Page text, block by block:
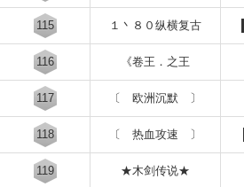
115 １丶８０纵横复古
116 《卷王．之王
117 〔 欧洲沉默 〕
118 〔 热血攻速 〕
119 ★木剑传说★